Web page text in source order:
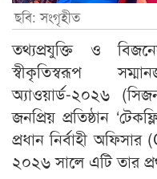
ছবি: সংগৃহীত
তথ্যপ্রযুক্তি ও
স্বীকৃতিস্বরূপ
অ্যাওয়ার্ড-২০২৬
জনপ্রিয় প্রতিষ্ঠান
প্রধান নির্বাহী
২০২৬ সালে এটি তার